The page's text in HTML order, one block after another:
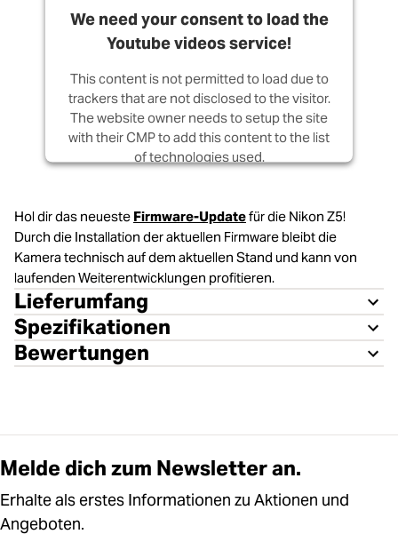
We need your consent to load the
Youtube videos service!
This content is not permitted to load due to
trackers that are not disclosed to the visitor.
The website owner needs to setup the site
with their CMP to add this content to the list
of technologies used.
Management Platform
Hol dir das neueste Firmware-Updatefür die Nikon Z5!
Durch die Installation der aktuellen Firmware bleibt die
Kamera technisch auf dem aktuellen Stand und kann von
laufenden Weiterentwicklungen profitieren.
Lieferumfang
Spezifikationen
Bewertungen
Melde dich zum Newsletter an.
Erhalte als erstes Informationen zu Aktionen und
Angeboten.